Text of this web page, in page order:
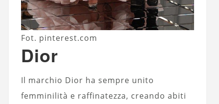
Fot. pinterest.com
Dior
Il marchio Dior ha sempre unito
femminilità e raffinatezza, creando abiti